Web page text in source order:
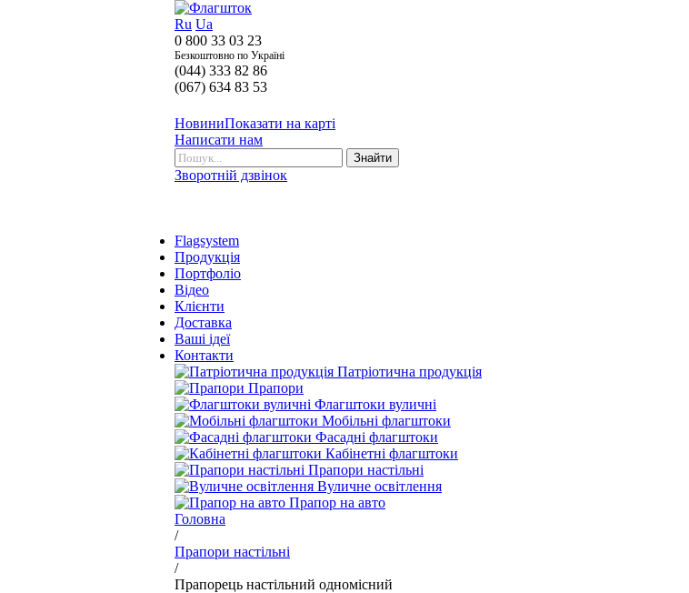
Ru Ua
0 800 33 03 23
Безкоштовно по Україні
(044) 333 82 86
(067) 634 83 53
НовиниПоказати на карті
Написати нам
Зворотній дзвінок
Flagsystem
Продукція
Портфоліо
Відео
Клієнти
Доставка
Ваші ідеї
Контакти
Патріотична продукція
Прапори
Флагштоки вуличні
Мобільні флагштоки
Фасадні флагштоки
Кабінетні флагштоки
Прапори настільні
Вуличне освітлення
Прапор на авто
Головна
/
Прапори настільні
/
Прапорець настільний одномісний